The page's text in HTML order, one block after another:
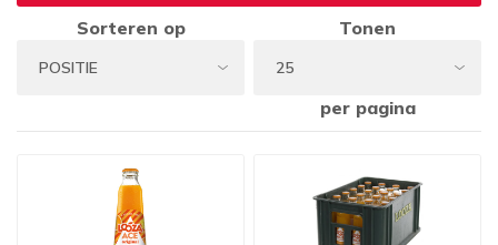
Sorteren op Tonen
per pagina